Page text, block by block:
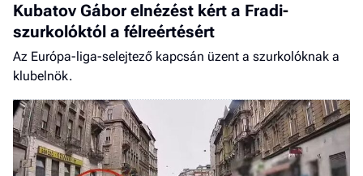
Kubatov Gábor elnézést kért a Fradi-
szurkolóktól a félreértésért
Az Európa-liga-selejtező kapcsán üzent a szurkolóknak a
klubelnök.